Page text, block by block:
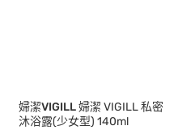
婦潔VIGILL婦潔 VIGILL 私密
沐浴露(少女型) 140ml